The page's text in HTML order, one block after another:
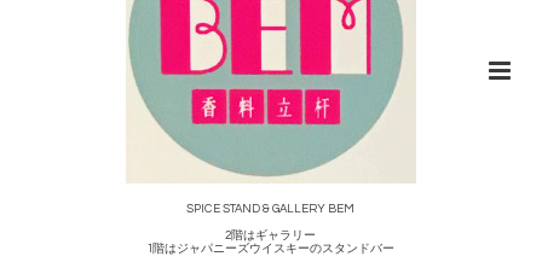
SPICE STAND & GALLERY BEM
2階はギャラリー
1階はジャパニーズウイスキーのスタンドバー